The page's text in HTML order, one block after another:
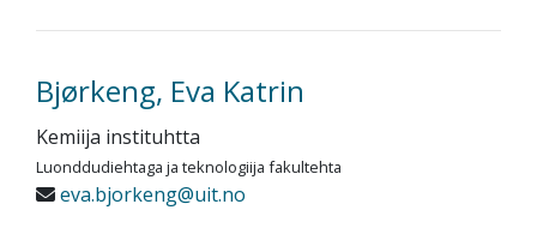
Bjørkeng, Eva Katrin
Kemiija instituhtta
Luonddudiehtaga ja teknologiija fakultehta
eva.bjorkeng@uit.no